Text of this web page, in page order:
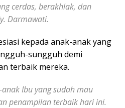
cerdas, berakhlak, dan
Darmawati.
kepada anak-anak yang
sungguh demi
terbaik mereka.
Ibu yang sudah mau
penampilan terbaik hari ini.